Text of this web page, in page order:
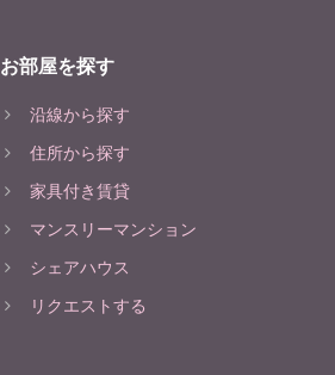
お部屋を探す
沿線から探す
住所から探す
家具付き賃貸
マンスリーマンション
シェアハウス
リクエストする